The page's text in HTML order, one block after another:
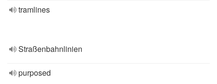
tramlines
Straßenbahnlinien
purposed